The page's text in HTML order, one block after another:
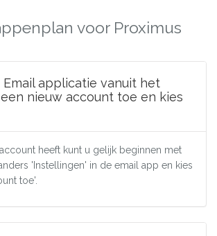
voor Proximus
applicatie vanuit het
nieuw account toe en kies
heeft kunt u gelijk beginnen met
'Instellingen' in de email app en kies
toe'.